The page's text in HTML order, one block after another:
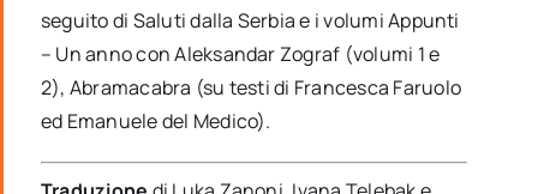
seguito di Saluti dalla Serbia e i volumi Appunti
– Un anno con Aleksandar Zograf (volumi 1 e
2), Abramacabra (su testi di Francesca Faruolo
ed Emanuele del Medico).